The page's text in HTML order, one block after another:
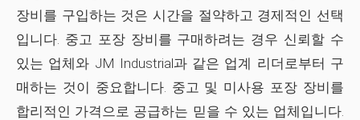
장비를 구입하는 것은 시간을 절약하고 경제적인 선택
입니다. 중고 포장 장비를 구매하려는 경우 신뢰할 수
있는 업체와 JM Industrial과 같은 업계 리더로부터 구
매하는 것이 중요합니다. 중고 및 미사용 포장 장비를
합리적인 가격으로 공급하는 믿을 수 있는 업체입니다.